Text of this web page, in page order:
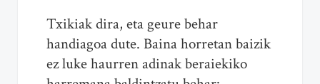
Txikiak dira, eta geure behar
handiagoa dute. Baina horretan baizik
ez luke haurren adinak beraiekiko